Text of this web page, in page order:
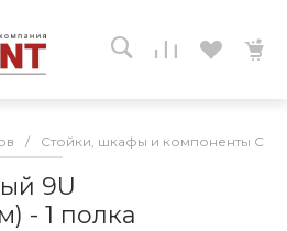
/ Стойки, шкафы и компоненты СКС
9U
- 1 полка